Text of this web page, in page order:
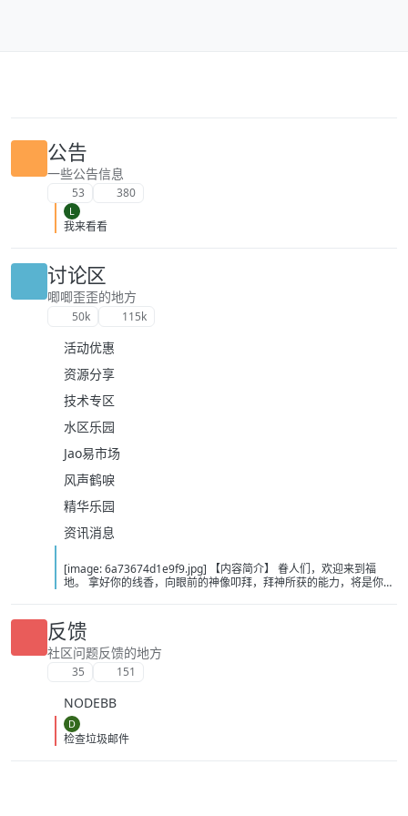
公告
一些公告信息
53 380
L
我来看看
讨论区
唧唧歪歪的地方
50k 115k
活动优惠
资源分享
技术专区
水区乐园
Jao易市场
风声鹤唳
精华乐园
资讯消息
[image: 6a73674d1e9f9.jpg] 【内容简介】 眷人们，欢迎来到福
地。 拿好你的线香，向眼前的神像叩拜，拜神所获的能力，将是你们
悲剧轮回…… 【作者简介】 作者：幻梦猎人，起点中文网作者，代表
作品：《灾厄收容所》《诡异分解指南》《天灾疯人院》《基因收容
所》等 【下载地址】 百度：
https://pan.baidu.com/s/1CTpsB1_Ju5NwzAhO0MvwZQ?pwd=9a1v
夸克：https://pan.quark.cn/s/ffe07719ebb3?pwd=aUYh 移动：
反馈
社区问题反馈的地方
35 151
NODEBB
D
检查垃圾邮件